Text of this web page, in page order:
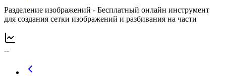
Разделение изображений - Бесплатный онлайн инструмент
для создания сетки изображений и разбивания на части
--